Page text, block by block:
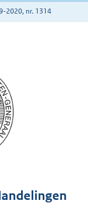
2020, nr. 1314